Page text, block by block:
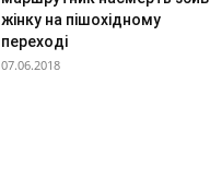
жінку на пішохідному
переході
07.06.2018